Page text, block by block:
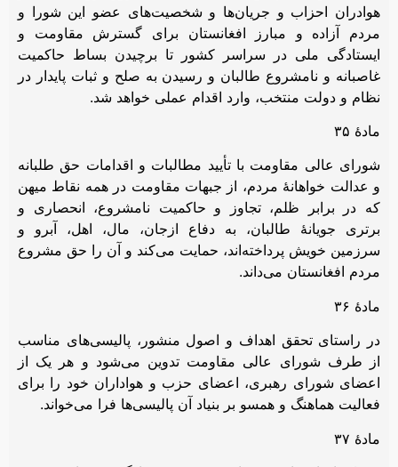
هوادران احزاب و جریان‌ها و شخصیت‌های عضو این شورا و
مردم آزاده و مبارز افغانستان برای گسترش مقاومت و
ایستادگی ملی در سراسر کشور تا برچیدن بساط حاکمیت
غاصبانه و نامشروع طالبان و رسیدن به صلح و ثبات پایدار در
نظام و دولت منتخب، وارد اقدام عملی خواهد شد.
مادۀ ۳۵
شورای عالی مقاومت با تأیید مطالبات و اقدامات حق طلبانه
و عدالت خواهانۀ مردم، از جبهات مقاومت در همه نقاط میهن
که در برابر ظلم، تجاوز و حاکمیت نامشروع، انحصاری و
برتری جویانۀ طالبان، به دفاع ازجان، مال، اهل، آبرو و
سرزمین خویش پرداخته‌اند، حمایت می‌کند و آن را حق مشروع
مردم افغانستان می‌داند.
مادۀ ۳۶
در راستای تحقق اهداف و اصول منشور، پالیسی‌های مناسب
از طرف شورای عالی مقاومت تدوین می‌شود و هر یک از
اعضای شورای رهبری، اعضای حزب و هواداران خود را برای
فعالیت هماهنگ و همسو بر بنیاد آن پالیسی‌ها فرا می‌خواند.
مادۀ ۳۷